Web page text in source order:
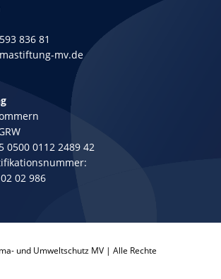
836 81
mv.de
0500 0112 2489 42
02 986
und Umweltschutz MV | Alle Rechte